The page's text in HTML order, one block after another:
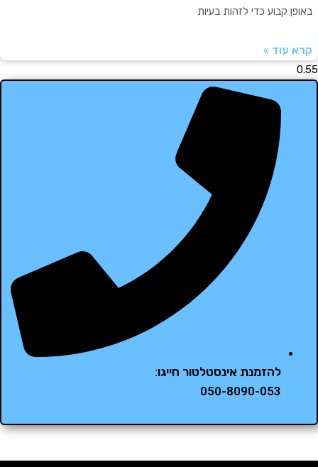
קבוע כדי לזהות בעיות
»
להזמנת אינסטלטור חייגו:
050-8090-053